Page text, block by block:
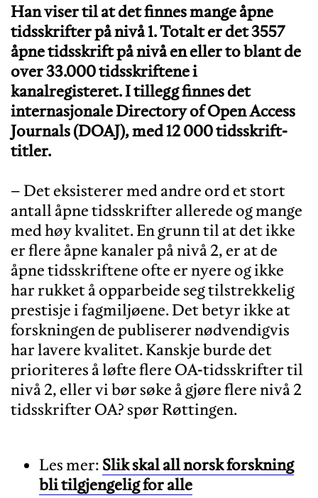
Han viser til at det finnes mange åpne
tidsskrifter på nivå 1. Totalt er det 3557
åpne tidsskrift på nivå en eller to blant de
over 33.000 tidsskriftene i
kanalregisteret. I tillegg finnes det
internasjonale Directory of Open Access
Journals (DOAJ), med 12 000 tidsskrift-
titler.
– Det eksisterer med andre ord et stort
antall åpne tidsskrifter allerede og mange
med høy kvalitet. En grunn til at det ikke
er flere åpne kanaler på nivå 2, er at de
åpne tidsskriftene ofte er nyere og ikke
har rukket å opparbeide seg tilstrekkelig
prestisje i fagmiljøene. Det betyr ikke at
forskningen de publiserer nødvendigvis
har lavere kvalitet. Kanskje burde det
prioriteres å løfte flere OA-tidsskrifter til
nivå 2, eller vi bør søke å gjøre flere nivå 2
Les mer: Slik skal all norsk forskning
bli tilgjengelig for alle